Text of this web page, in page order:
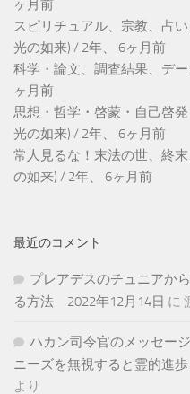
ヶ月前
スピリチュアル、宗教、占
光の如来) / 2年、 6ヶ月前
科学・論文、調査結果、デ
ヶ月前
思想・哲学・啓蒙・自己啓
光の如来) / 2年、 6ヶ月前
常人見るな！末法の世、終
の如来) / 2年、 6ヶ月前
最近のコメント
プレアデスのチュニアか
る方法 2022年12月14日 に
ハカン司令官のメッセ
ニーズを無視すると霊的進
より